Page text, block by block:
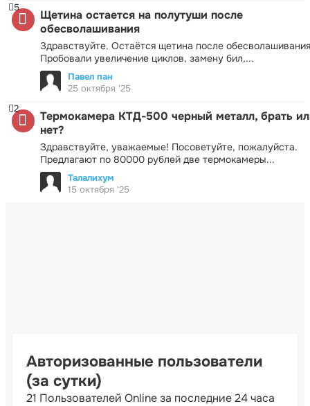
Щетина остается на полутуши после
обесволашивания
Здравствуйте. Остаётся щетина после
Пробовали увеличение циклов, замену бил,...
5
Павел пан
25 октября '25
Термокамера КТД-500 черный металл, брать
нет?
Здравствуйте, уважаемые! Посоветуйте, пожалуйста.
Предлагают по 80000 рублей две термокамеры...
2
Талалихум
15 октября '25
Авторизованные пользователи
(за сутки)
21 Пользователей Online за последние 24 часа